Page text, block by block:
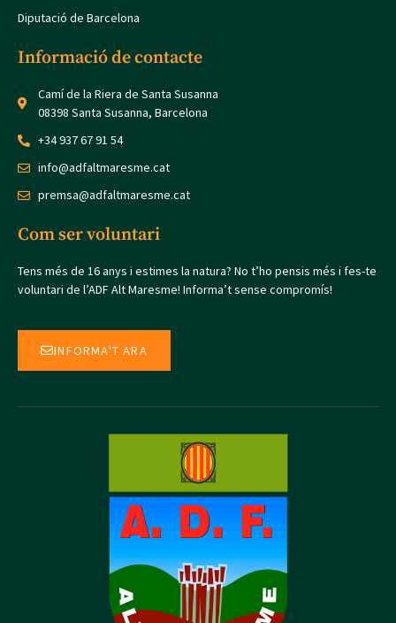
Diputació de Barcelona
Informació de contacte
Camí de la Riera de Santa Susanna
08398 Santa Susanna, Barcelona
+34 937 67 91 54
info@adfaltmaresme.cat
premsa@adfaltmaresme.cat
Com ser voluntari
Tens més de 16 anys i estimes la natura? No t’ho pensis més i fes-te
voluntari de l’ADF Alt Maresme! Informa’t sense compromís!
INFORMA'T ARA